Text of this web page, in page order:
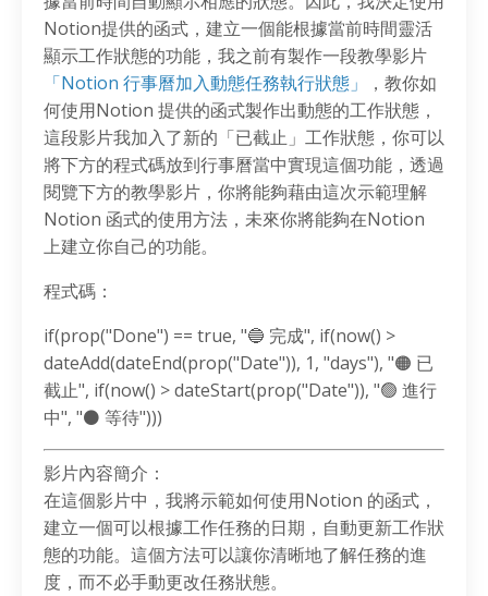
Notion提供的函式，建立一個能根據當前時間靈活
顯示工作狀態的功能，我之前有製作一段教學影片
「Notion 行事曆加入動態任務執行狀態」
，教你如
何使用Notion 提供的函式製作出動態的工作狀態，
這段影片我加入了新的「已截止」工作狀態，你可以
將下方的程式碼放到行事曆當中實現這個功能，透過
閱覽下方的教學影片，你將能夠藉由這次示範理解
Notion 函式的使用方法，未來你將能夠在Notion
上建立你自己的功能。
程式碼：
if(prop("Done") == true, "🔵 完成", if(now() >
dateAdd(dateEnd(prop("Date")), 1, "days"), "🟠 已
截止", if(now() > dateStart(prop("Date")), "🟢 進行
中", "⚫ 等待")))
影片內容簡介：
在這個影片中，我將示範如何使用Notion 的函式，
建立一個可以根據工作任務的日期，自動更新工作狀
態的功能。這個方法可以讓你清晰地了解任務的進
度，而不必手動更改任務狀態。